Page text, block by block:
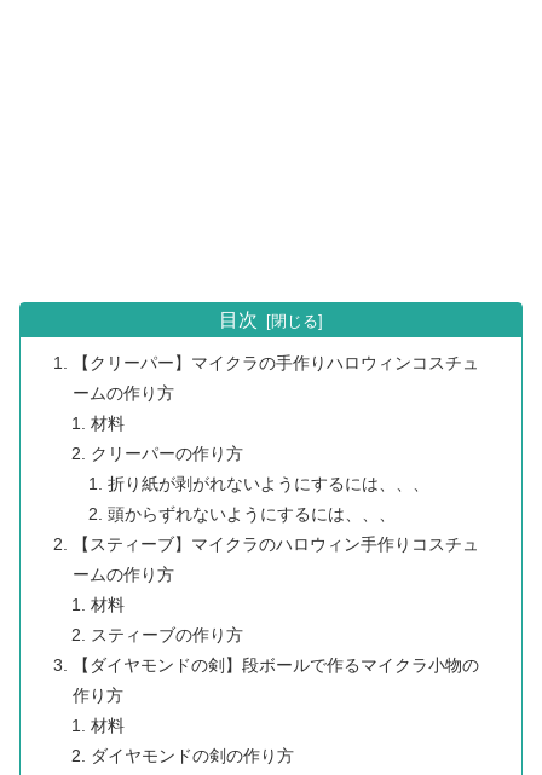
目次
【クリーパー】マイクラの手作りハロウィンコスチュ
ームの作り方
材料
クリーパーの作り方
折り紙が剥がれないようにするには、、、
頭からずれないようにするには、、、
【スティーブ】マイクラのハロウィン手作りコスチュ
ームの作り方
材料
スティーブの作り方
【ダイヤモンドの剣】段ボールで作るマイクラ小物の
作り方
材料
ダイヤモンドの剣の作り方